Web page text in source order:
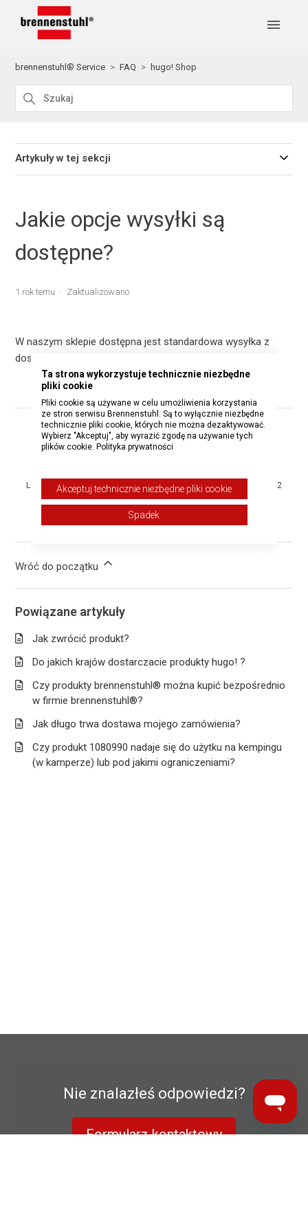
brennenstuhl® Service FAQ hugo! Shop
Artykuły w tej sekcji
Jakie opcje wysyłki są
dostępne?
1 rok temu Zaktualizowano
W naszym sklepie dostępna jest standardowa wysyłka z
dostawą w ciągu 3-4 dni roboczych.
Czy ten artykuł był pomocny?
Liczba użytkowników, którzy uważają ten artykuł za przydatny: 2 z 2
Masz więcej pytań?
Wróć do początku
Powiązane artykuły
Jak zwrócić produkt?
Do jakich krajów dostarczacie produkty hugo! ?
Czy produkty brennenstuhl® można kupić bezpośrednio
w firmie brennenstuhl®?
Jak długo trwa dostawa mojego zamówienia?
Czy produkt 1080990 nadaje się do użytku na kempingu
(w kamperze) lub pod jakimi ograniczeniami?
Nie znalazłeś odpowiedzi?
Formularz kontaktowy
Ta strona wykorzystuje technicznie niezbędne
pliki cookie
Pliki cookie są używane w celu umożliwienia korzystania
ze stron serwisu Brennenstuhl. Są to wyłącznie niezbędne
technicznie pliki cookie, których nie można dezaktywować.
Wybierz "Akceptuj", aby wyrazić zgodę na używanie tych
plików cookie. Polityka prywatności
Akceptuj technicznie niezbędne pliki cookie
Spadek